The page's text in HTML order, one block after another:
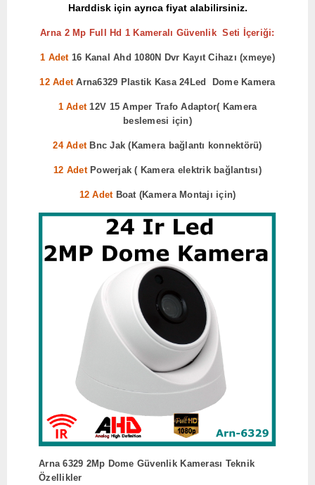
Harddisk için ayrıca fiyat alabilirsiniz.
Arna 2 Mp Full Hd 1 Kameralı Güvenlik Seti İçeriği:
1 Adet16 Kanal Ahd 1080N Dvr Kayıt Cihazı (xmeye)
12 AdetArna6329 Plastik Kasa 24Led Dome Kamera
1 Adet 12V 15 Amper Trafo Adaptor( Kamera
beslemesi için)
24 AdetBnc Jak (Kamera bağlantı konnektörü)
12 AdetPowerjak ( Kamera elektrik bağlantısı)
12 AdetBoat (Kamera Montajı için)
Arna 6329 2Mp Dome Güvenlik Kamerası Teknik
Özellikler